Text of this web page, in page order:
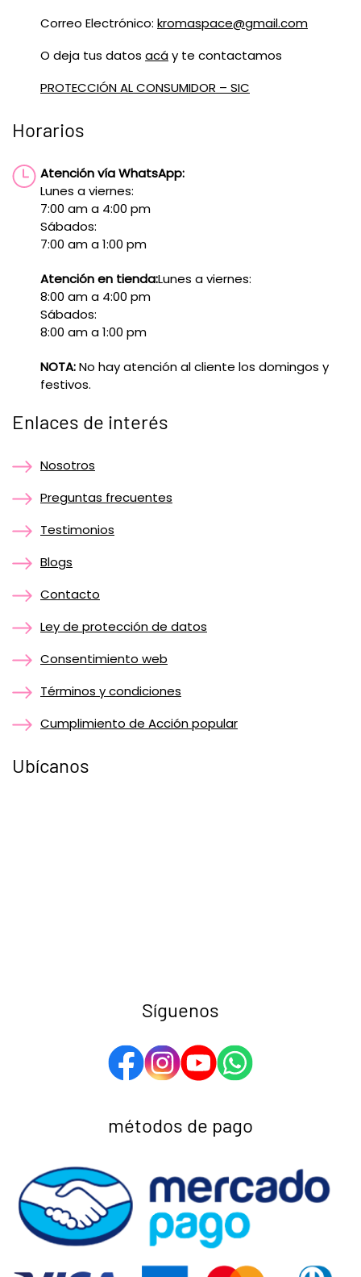
Correo Electrónico: kromaspace@gmail.com
O deja tus datos acáy te contactamos
PROTECCIÓN AL CONSUMIDOR – SIC
Horarios
Atención vía WhatsApp:
Lunes a viernes:
7:00 am a 4:00 pm
Sábados:
7:00 am a 1:00 pm
Atención en tienda:Lunes a viernes:
8:00 am a 4:00 pm
Sábados:
8:00 am a 1:00 pm
NOTA:No hay atención al cliente los domingos y
festivos.
Enlaces de interés
Nosotros
Preguntas frecuentes
Testimonios
Blogs
Contacto
Ley de protección de datos
Consentimiento web
Términos y condiciones
Cumplimiento de Acción popular
Ubícanos
Síguenos
métodos de pago